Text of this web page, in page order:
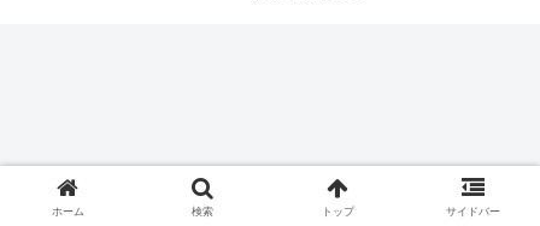
ホーム 検索 トップ サイドバー